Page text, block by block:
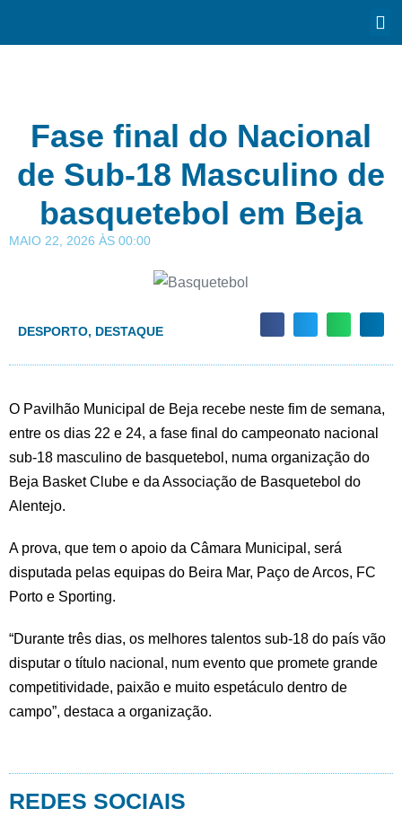
Fase final do Nacional
de Sub-18 Masculino de
basquetebol em Beja
MAIO 22, 2026 ÀS 00:00
DESPORTO, DESTAQUE
O Pavilhão Municipal de Beja recebe neste fim de semana,
entre os dias 22 e 24, a fase final do campeonato nacional
sub-18 masculino de basquetebol, numa organização do
Beja Basket Clube e da Associação de Basquetebol do
Alentejo.
A prova, que tem o apoio da Câmara Municipal, será
disputada pelas equipas do Beira Mar, Paço de Arcos, FC
Porto e Sporting.
“Durante três dias, os melhores talentos sub-18 do país vão
disputar o título nacional, num evento que promete grande
competitividade, paixão e muito espetáculo dentro de
campo”, destaca a organização.
REDES SOCIAIS